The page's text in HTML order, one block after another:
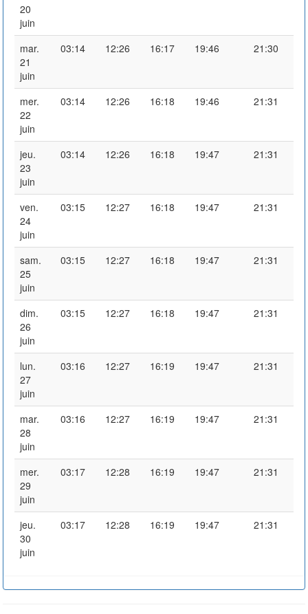
20
juin
mar.
21
juin
03:14 12:26 16:17 19:46 21:30
mer.
22
juin
03:14 12:26 16:18 19:46 21:31
jeu.
23
juin
03:14 12:26 16:18 19:47 21:31
ven.
24
juin
03:15 12:27 16:18 19:47 21:31
sam.
25
juin
03:15 12:27 16:18 19:47 21:31
dim.
26
juin
03:15 12:27 16:18 19:47 21:31
lun.
27
juin
03:16 12:27 16:19 19:47 21:31
mar.
28
juin
03:16 12:27 16:19 19:47 21:31
mer.
29
juin
03:17 12:28 16:19 19:47 21:31
jeu.
30
juin
03:17 12:28 16:19 19:47 21:31